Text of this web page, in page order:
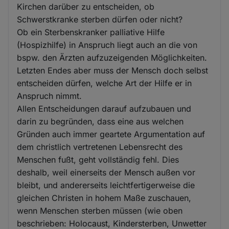
Kirchen darüber zu entscheiden, ob
Schwerstkranke sterben dürfen oder nicht?
Ob ein Sterbenskranker palliative Hilfe
(Hospizhilfe) in Anspruch liegt auch an die von
bspw. den Ärzten aufzuzeigenden Möglichkeiten.
Letzten Endes aber muss der Mensch doch selbst
entscheiden dürfen, welche Art der Hilfe er in
Anspruch nimmt.
Allen Entscheidungen darauf aufzubauen und
darin zu begründen, dass eine aus welchen
Gründen auch immer geartete Argumentation auf
dem christlich vertretenen Lebensrecht des
Menschen fußt, geht vollständig fehl. Dies
deshalb, weil einerseits der Mensch außen vor
bleibt, und andererseits leichtfertigerweise die
gleichen Christen in hohem Maße zuschauen,
wenn Menschen sterben müssen (wie oben
beschrieben: Holocaust, Kindersterben, Unwetter